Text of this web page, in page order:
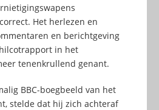
Het herlezen en
en berichtgeving
in het
tenenkrullend genant.
BBC-boegbeeld van het
stelde dat hij zich achteraf